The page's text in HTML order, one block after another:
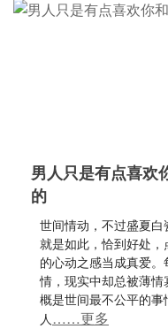
男人只是有点喜欢
的
世间情动，不过盛夏
就是如此，恰到好处
的心动之感当成真爱
情，现实中却总被薄
概是世间最不公平的
人……更多